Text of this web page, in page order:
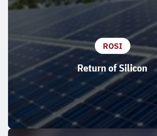
ROSI
Return of Silicon